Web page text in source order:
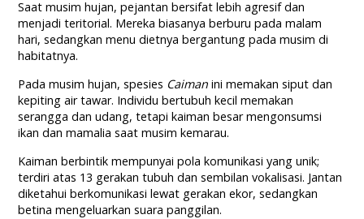
Saat musim hujan, pejantan bersifat lebih agresif dan
menjadi teritorial. Mereka biasanya berburu pada malam
hari, sedangkan menu dietnya bergantung pada musim di
habitatnya.
Pada musim hujan, spesies Caimanini memakan siput dan
kepiting air tawar. Individu bertubuh kecil memakan
serangga dan udang, tetapi kaiman besar mengonsumsi
ikan dan mamalia saat musim kemarau.
Kaiman berbintik mempunyai pola komunikasi yang unik;
terdiri atas 13 gerakan tubuh dan sembilan vokalisasi. Jantan
diketahui berkomunikasi lewat gerakan ekor, sedangkan
betina mengeluarkan suara panggilan.